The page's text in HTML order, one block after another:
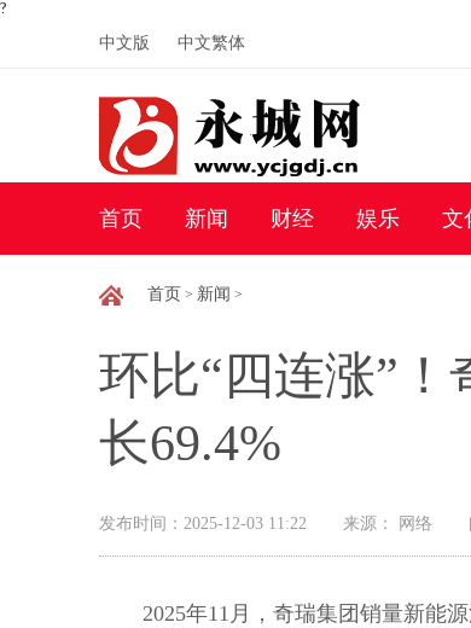
?
中文版 中文繁体
首页 新闻 财经 娱乐 文
首页 > 新闻 >
环比“四连涨”
长69.4%
发布时间：2025-12-03 11:22 来源： 网络
2025年11月，奇瑞集团销量新能